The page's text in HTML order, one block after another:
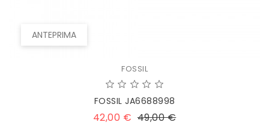
ANTEPRIMA
FOSSIL
FOSSIL JA6688998
42,00 € Prezzo
49,00 €Prezzo